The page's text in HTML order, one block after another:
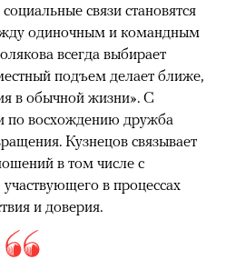
связи становятся
одиночным и командным
всегда выбирает
подъем делает ближе,
в обычной жизни». С
по восхождению дружба
Кузнецов связывает
в том числе с
участвующего в процессах
и доверия.